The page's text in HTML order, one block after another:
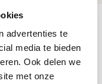
advertenties te
media te bieden
Ook delen we
met onze
in Ajax